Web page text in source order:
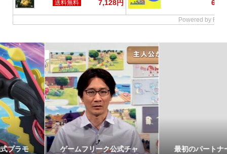
ゲームフリーク公式チャ
最初のパートナーポケモ